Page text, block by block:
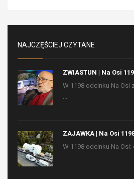
NAJCZĘŚCIEJ CZYTANE
ZWIASTUN | Na Osi
W 1198 odcinku Na Osi
...
ZAJAWKA | Na Osi
W 1198 odcinku Na